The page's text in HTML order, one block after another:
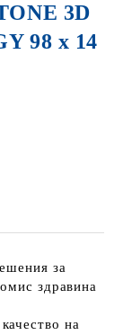
3D
98 x 14
за
здравина
на